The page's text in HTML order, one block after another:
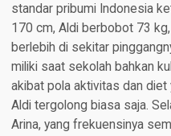
standar pribumi Indonesia
170 cm, Aldi berbobot 73
berlebih di sekitar
miliki saat sekolah bahkan
akibat pola aktivitas dan diet
Aldi tergolong biasa saja.
Arina, yang frekuensinya